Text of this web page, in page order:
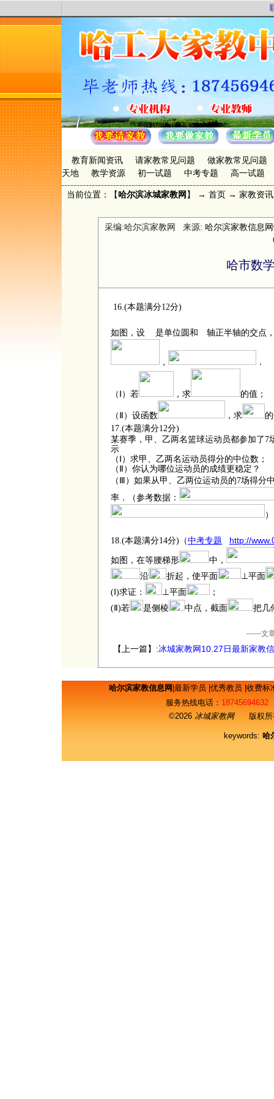
教育新闻资讯 请家教常见问题
做家教常见问题
天地
教学资源 初一试题 中考专题 高一试题
当前位置：【哈尔滨冰城家教网 】 → 首页 → 家教资讯
采编:哈尔滨家教网 来源: 哈尔滨家教信息
哈市数
16.(本题满分12分)
如图，设 是单位圆和 轴正半轴的交点
， ．
（Ⅰ）若 ，求 的值；
（Ⅱ）设函数 ，求
17.(本题满分12分)
某赛季，甲、乙两名篮球运动员都参加了 7
示
（Ⅰ）求甲、乙两名运动员得分的中位数；
（Ⅱ）你认为哪位运动员的成绩更稳定？
（Ⅲ）如果从甲、乙两位运动员的7场得分
率．（参考数据：
）
18.(本题满分14分)（中考专题 http://
如图，在等腰梯形
中，
沿
折起，使平面 ⊥平面
(Ⅰ)求证： ⊥平面
；
(Ⅱ)若 是侧棱 中点 ，截面 把几
------文
【上一篇】:冰城家教网10.27日最新家教
哈尔滨家教信息网 最新学员 优秀教员 收费标
服务热线电话： 18745694632
©2026 冰城家教网版权所有
keywords: 哈